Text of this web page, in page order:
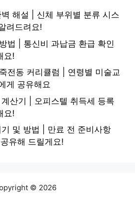
해설 | 신체 부위별 분류 시스
려드려요!
법 | 통신비 과납금 환급 확인
요!
전동 커리큘럼 | 연령별 미술교
게 공유해요
산기 | 오피스텔 취득세 등록
요!
및 방법 | 만료 전 준비사항
유해 드릴게요!
© 2026